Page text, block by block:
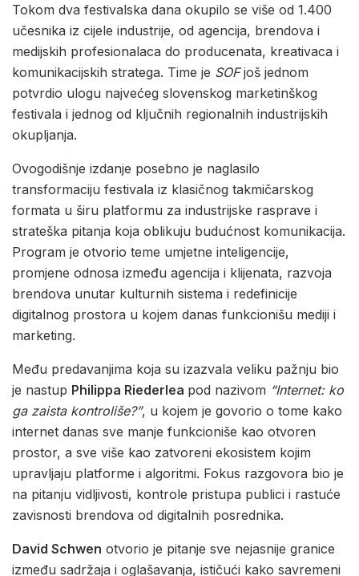
Tokom dva festivalska dana okupilo se više od 1.400
učesnika iz cijele industrije, od agencija, brendova i
medijskih profesionalaca do producenata, kreativaca i
komunikacijskih stratega. Time je SOFjoš jednom
potvrdio ulogu najvećeg slovenskog marketinškog
festivala i jednog od ključnih regionalnih industrijskih
okupljanja.
Ovogodišnje izdanje posebno je naglasilo
transformaciju festivala iz klasičnog takmičarskog
formata u širu platformu za industrijske rasprave i
strateška pitanja koja oblikuju budućnost komunikacija.
Program je otvorio teme umjetne inteligencije,
promjene odnosa između agencija i klijenata, razvoja
brendova unutar kulturnih sistema i redefinicije
digitalnog prostora u kojem danas funkcionišu mediji i
marketing.
Među predavanjima koja su izazvala veliku pažnju bio
je nastup Philippa Riederlea pod nazivom “Internet: ko
ga zaista kontroliše?”, u kojem je govorio o tome kako
internet danas sve manje funkcioniše kao otvoren
prostor, a sve više kao zatvoreni ekosistem kojim
upravljaju platforme i algoritmi. Fokus razgovora bio je
na pitanju vidljivosti, kontrole pristupa publici i rastuće
zavisnosti brendova od digitalnih posrednika.
David Schwen otvorio je pitanje sve nejasnije granice
između sadržaja i oglašavanja, ističući kako savremeni